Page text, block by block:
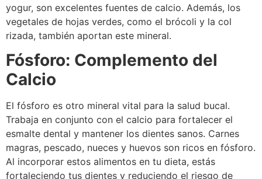
yogur, son excelentes fuentes de calcio. Además, los
vegetales de hojas verdes, como el brócoli y la col
rizada, también aportan este mineral.
Fósforo: Complemento del
Calcio
El fósforo es otro mineral vital para la salud bucal.
Trabaja en conjunto con el calcio para fortalecer el
esmalte dental y mantener los dientes sanos. Carnes
magras, pescado, nueces y huevos son ricos en fósforo.
Al incorporar estos alimentos en tu dieta, estás
fortaleciendo tus dientes y reduciendo el riesgo de